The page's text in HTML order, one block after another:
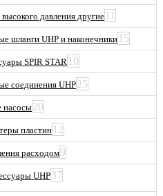
давления другие 11
шланги UHP и наконечники 15
SPIR STAR 10
соединения UHP25
насосы20
пластин 12
расходом9
UHP37